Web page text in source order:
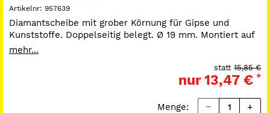
Artikelnr: 957639
Diamantscheibe mit grober Körnung für Gipse und
Kunststoffe. Doppelseitig belegt. Ø 19 mm. Montiert auf
Handstückschaft.
mehr...
15,85 €
statt
nur13,47 € *
Menge: